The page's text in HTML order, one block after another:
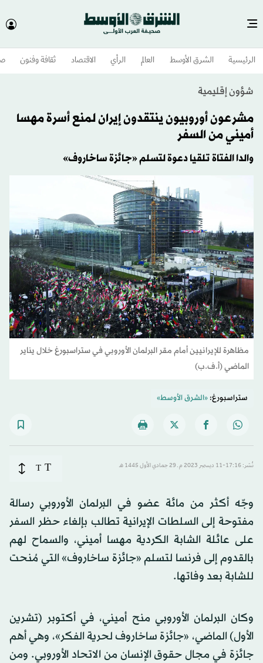
الرئيسية الشرق الأوسط​ العالم الرأي الاقتصاد ثقافة وفنون
شؤون إقليمية
مشرعون أوروبيون ينتقدون إيران لمنع أسرة مهسا
أميني من السفر
والدا الفتاة تلقيا دعوة لتسلم «جائزة ساخاروف»
مظاهرة للإيرانيين أمام مقر البرلمان الأوروبي في ستراسبورغ خلال يناير
الماضي (أ.ف.ب)
ستراسبورغ:«الشرق الأوسط»
نُشر: 17:16-11 ديسمبر 2023 م ـ 29 جمادي الأول 1445 هـ T
T
وجّه أكثر من مائة عضو في البرلمان الأوروبي رسالة
مفتوحة إلى السلطات الإيرانية تطالب بإلغاء حظر السفر
على عائلة الشابة الكردية مهسا أميني، والسماح لهم
بالقدوم إلى فرنسا لتسلم «جائزة ساخاروف» التي مُنحت
للشابة بعد وفاتها.
وكان البرلمان الأوروبي منح أميني، في أكتوبر (تشرين
الأول) الماضي، «جائزة ساخاروف لحرية الفكر»، وهي أهم
جائزة في مجال حقوق الإنسان من الاتحاد الأوروبي. ومن